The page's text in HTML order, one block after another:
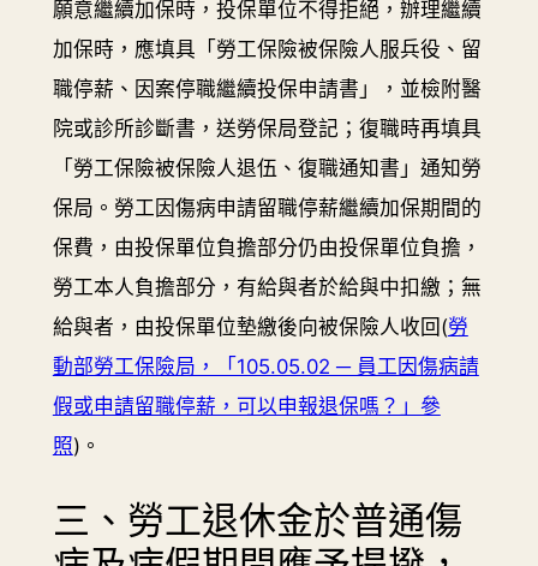
願意繼續加保時，投保單位不得拒絕，辦理繼續
加保時，應填具「勞工保險被保險人服兵役、留
職停薪、因案停職繼續投保申請書」，並檢附醫
院或診所診斷書，送勞保局登記；復職時再填具
「勞工保險被保險人退伍、復職通知書」通知勞
保局。勞工因傷病申請留職停薪繼續加保期間的
保費，由投保單位負擔部分仍由投保單位負擔，
勞工本人負擔部分，有給與者於給與中扣繳；無
給與者，由投保單位墊繳後向被保險人收回(勞
動部勞工保險局，「105.05.02 ─ 員工因傷病請
假或申請留職停薪，可以申報退保嗎？」參
照)。
三、勞工退休金於普通傷